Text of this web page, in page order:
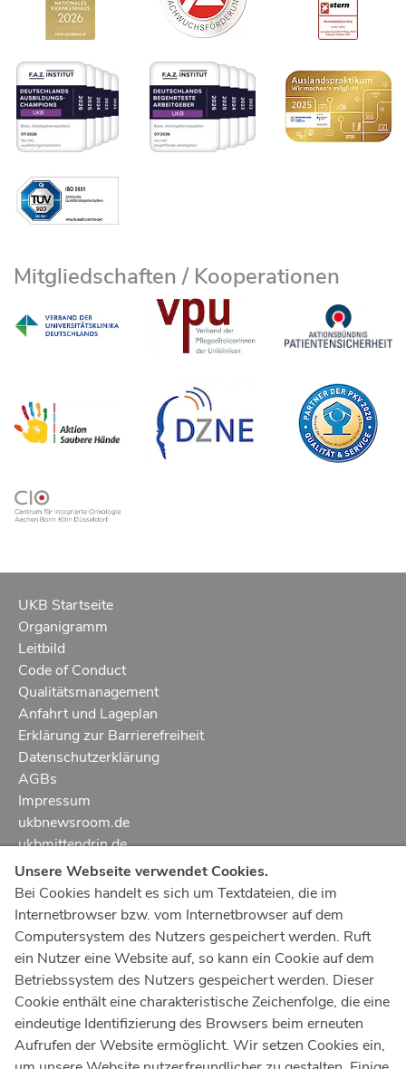
Mitgliedschaften / Kooperationen
UKB Startseite
Organigramm
Leitbild
Code of Conduct
Qualitätsmanagement
Anfahrt und Lageplan
Erklärung zur Barrierefreiheit
Datenschutzerklärung
AGBs
Impressum
ukbnewsroom.de
ukbmittendrin.de
Notruf112
Ärztlicher Notdienst116 117
Giftnotrufzentrale
Tel: +49 22819240
Notfallzentrum Bonn
Kindernotfallzentrum Bonn
Unsere Webseite verwendet Cookies.
Bei Cookies handelt es sich um Textdateien, die im
Internetbrowser bzw. vom Internetbrowser auf dem
Computersystem des Nutzers gespeichert werden. Ruft
ein Nutzer eine Website auf, so kann ein Cookie auf dem
Betriebssystem des Nutzers gespeichert werden. Dieser
Cookie enthält eine charakteristische Zeichenfolge, die eine
eindeutige Identifizierung des Browsers beim erneuten
Aufrufen der Website ermöglicht. Wir setzen Cookies ein,